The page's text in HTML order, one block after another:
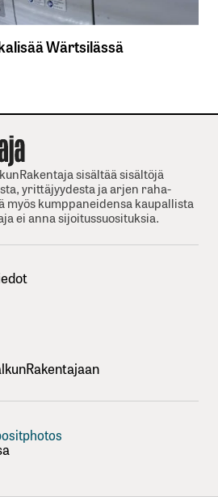
Wärtsilässä
sisältää sisältöjä
yrittäjyydesta ja arjen raha-
myös kumppaneidensa kaupallista
ei anna sijoitussuosituksia.